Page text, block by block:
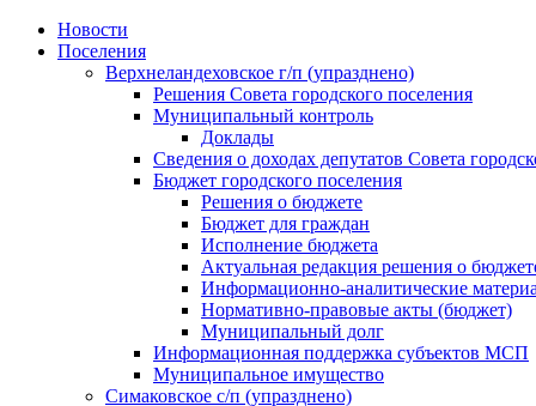
Skip
Новости
Поселения
Верхнеландеховское г/п (упразднено)
Решения Совета городского поселения
Муниципальный контроль
Доклады
Сведения о доходах депутатов Совета
Бюджет городского поселения
Решения о бюджете
Бюджет для граждан
Исполнение бюджета
Актуальная редакция решения о
Информационно-аналитические
Нормативно-правовые акты (бюджет)
Муниципальный долг
Информационная поддержка субъектов МСП
Муниципальное имущество
Симаковское с/п (упразднено)